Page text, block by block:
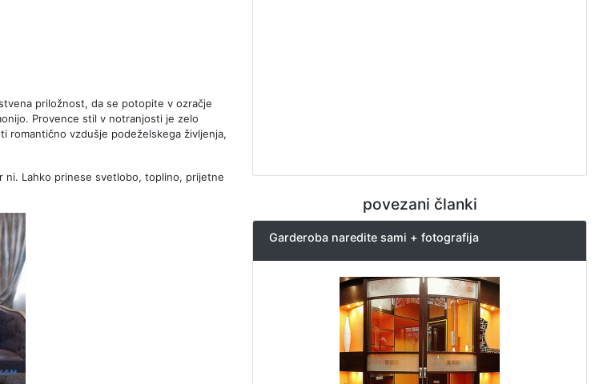
priložnost, da se potopite v ozračje
Provence stil v notranjosti je zelo
romantično vzdušje podeželskega življenja,
ni. Lahko prinese svetlobo, toplino, prijetne
povezani članki
Garderoba naredite sami + fotografija